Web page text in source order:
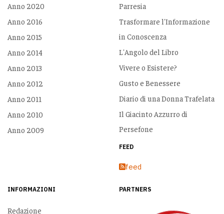
Anno 2020
Anno 2016
Anno 2015
Anno 2014
Anno 2013
Anno 2012
Anno 2011
Anno 2010
Anno 2009
Parresia
Trasformare l'Informazione
in Conoscenza
L'Angolo del Libro
Vivere o Esistere?
Gusto e Benessere
Diario di una Donna Trafelata
Il Giacinto Azzurro di
Persefone
FEED
feed
INFORMAZIONI
Redazione
PARTNERS